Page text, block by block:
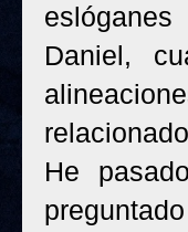
Daniel,
He